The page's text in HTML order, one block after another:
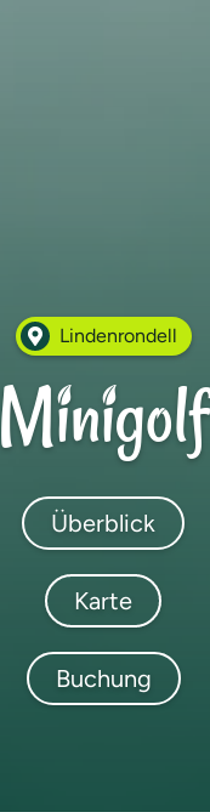
Lindenrondell
Minigolf
Überblick
Karte
Buchung